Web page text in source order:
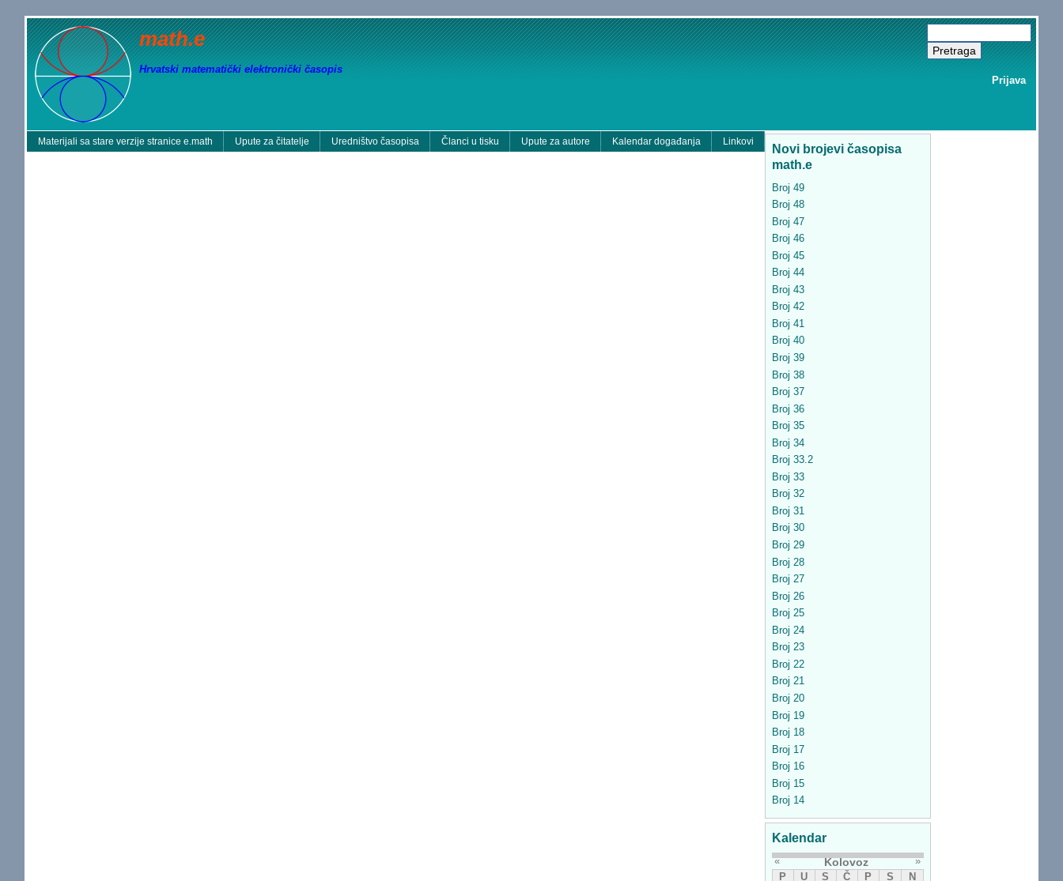
math.e
Hrvatski matematički elektronički časopis
Prijava
Materijali sa stare verzije stranice e.math Upute za čitatelje Uredništvo časopisa Članci u tisku Upute za autore Kalendar događanja Linkovi
Novi brojevi časopisa
math.e
Broj 49
Broj 48
Broj 47
Broj 46
Broj 45
Broj 44
Broj 43
Broj 42
Broj 41
Broj 40
Broj 39
Broj 38
Broj 37
Broj 36
Broj 35
Broj 34
Broj 33.2
Broj 33
Broj 32
Broj 31
Broj 30
Broj 29
Broj 28
Broj 27
Broj 26
Broj 25
Broj 24
Broj 23
Broj 22
Broj 21
Broj 20
Broj 19
Broj 18
Broj 17
Broj 16
Broj 15
Broj 14
Kalendar
« Kolovoz
»
P
U S Č P S
N